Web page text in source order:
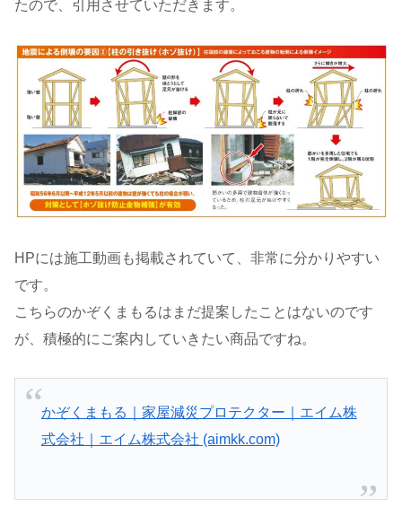
たので、引用させていただきます。
HPには施工動画も掲載されていて、非常に分かりやすい
です。
こちらのかぞくまもるはまだ提案したことはないのです
が、積極的にご案内していきたい商品ですね。
かぞくまもる｜家屋減災プロテクター｜エイム株
式会社｜エイム株式会社 (aimkk.com)